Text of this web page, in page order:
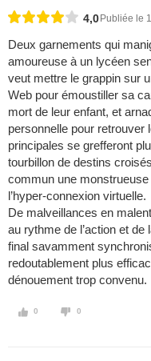
4,0 Publiée le
Deux garnements qui
amoureuse à un lycéen
veut mettre le grappin sur
Web pour émoustiller sa
mort de leur enfant, et
personnelle pour retrouver
principales se grefferont
tourbillon de destins
commun une
l’hyper-connexion virtuelle.
De malveillances en
au rythme de l’action et de
final savamment
redoutablement plus
dénouement trop convenu.
0 0